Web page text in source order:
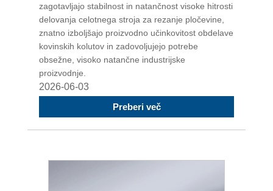
zagotavljajo stabilnost in natančnost visoke hitrosti
delovanja celotnega stroja za rezanje pločevine,
znatno izboljšajo proizvodno učinkovitost obdelave
kovinskih kolutov in zadovoljujejo potrebe
obsežne, visoko natančne industrijske
proizvodnje.
2026-06-03
Preberi več